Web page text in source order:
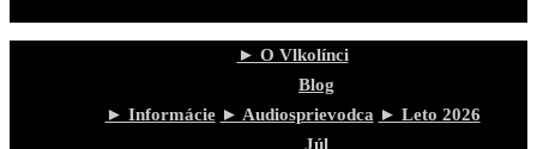
► O Vlkolínci
Blog
► Informácie ► Audiosprievodca ► Leto 2026
Júl